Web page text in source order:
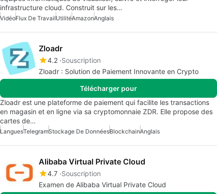
infrastructure cloud. Construit sur les…
VidéoFlux De TravailUtilitéAmazonAnglais
Zloadr
4.2 Souscription
Zloadr : Solution de Paiement Innovante en Crypto
Télécharger pour
Zloadr est une plateforme de paiement qui facilite les transactions
en magasin et en ligne via sa cryptomonnaie ZDR. Elle propose des
cartes de…
LanguesTelegramStockage De DonnéesBlockchainAnglais
Alibaba Virtual Private Cloud
4.7 Souscription
Examen de Alibaba Virtual Private Cloud